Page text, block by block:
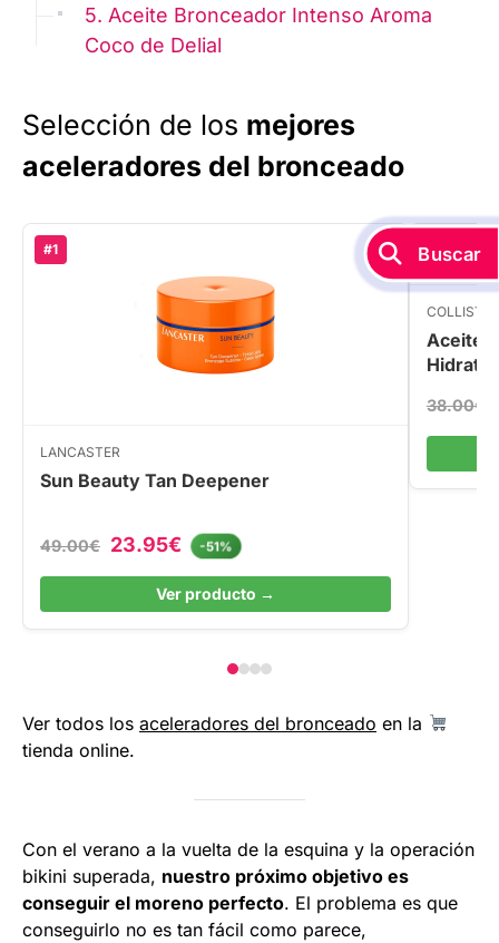
5. Aceite Bronceador Intenso Aroma
Coco de Delial
Selección de los mejores
aceleradores del bronceado
#1
LANCASTER
Sun Beauty Tan Deepener
49.00€ 23.95€ -51%
Ver producto →
#2
COLLISTAR
Aceite
38.00€
Ver todos los aceleradores del bronceado en la
tienda online.
Con el verano a la vuelta de la esquina y la operación
bikini superada, nuestro próximo objetivo es
conseguir el moreno perfecto. El problema es que
conseguirlo no es tan fácil como parece,
Buscar